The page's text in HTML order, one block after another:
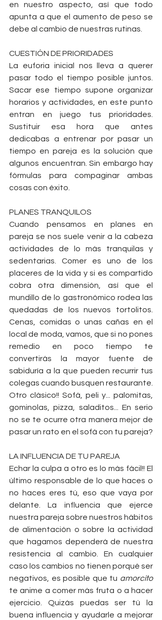
en nuestro aspecto, así que todo
apunta a que el aumento de peso se
debe al cambio de nuestras rutinas.
CUESTIÓN DE PRIORIDADES
La euforia inicial nos lleva a querer
pasar todo el tiempo posible juntos.
Sacar ese tiempo supone organizar
horarios y actividades, en este punto
entran en juego tus prioridades.
Sustituir esa hora que antes
dedicabas a entrenar por pasar un
tiempo en pareja es la solución que
algunos encuentran. Sin embargo hay
fórmulas para compaginar ambas
cosas con éxito.
PLANES TRANQUILOS
Cuando pensamos en planes en
pareja se nos suele venir a la cabeza
actividades de lo más tranquilas y
sedentarias. Comer es uno de los
placeres de la vida y si es compartido
cobra otra dimensión, así que el
mundillo de lo gastronómico rodea las
quedadas de los nuevos tortolitos.
Cenas, comidas o unas cañas en el
local de moda, vamos, que si no pones
remedio en poco tiempo te
convertirás la mayor fuente de
sabiduría a la que pueden recurrir tus
colegas cuando busquen restaurante.
Otro clásico!! Sofá, peli y... palomitas,
gominolas, pizza, saladitos... En serio
no se te ocurre otra manera mejor de
pasar un rato en el sofá con tu pareja?
LA INFLUENCIA DE TU PAREJA
Echar la culpa a otro es lo más fácil!! El
último responsable de lo que haces o
no haces eres tú, eso que vaya por
delante. La influencia que ejerce
nuestra pareja sobre nuestros hábitos
de alimentación o sobre la actividad
que hagamos dependerá de nuestra
resistencia al cambio. En cualquier
caso los cambios no tienen porqué ser
negativos, es posible que tu
amorcito
te anime a comer más fruta o a hacer
ejercicio. Quizás puedas ser tú la
buena influencia y ayudarle a mejorar